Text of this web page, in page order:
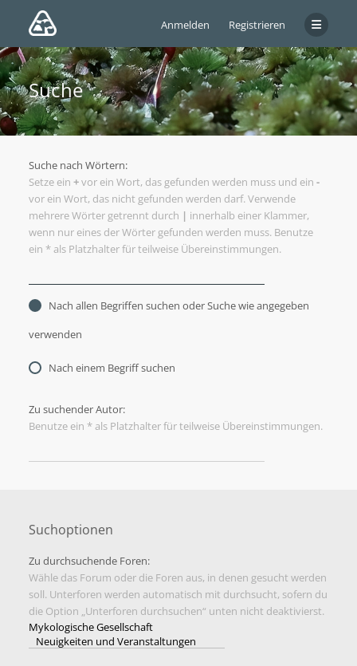
Anmelden Registrieren
Suche
Suche nach Wörtern:
Setze ein +vor ein Wort, das gefunden werden muss und ein -
vor ein Wort, das nicht gefunden werden darf. Verwende
mehrere Wörter getrennt durch | innerhalb einer Klammer,
wenn nur eines der Wörter gefunden werden muss. Benutze
ein * als Platzhalter für teilweise Übereinstimmungen.
Nach allen Begriffen suchen oder Suche wie angegeben
verwenden
Nach einem Begriff suchen
Zu suchender Autor:
Benutze ein * als Platzhalter für teilweise Übereinstimmungen.
Suchoptionen
Zu durchsuchende Foren:
Wähle das Forum oder die Foren aus, in denen gesucht werden
soll. Unterforen werden automatisch mit durchsucht, sofern du
die Option „Unterforen durchsuchen“ unten nicht deaktivierst.